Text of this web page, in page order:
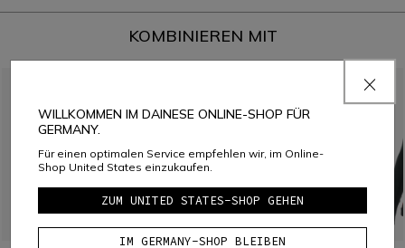
KOMBINIEREN MIT
WILLKOMMEN IM DAINESE ONLINE-SHOP FÜR
GERMANY.
Für einen optimalen Service empfehlen wir, im Online-
Shop United States einzukaufen.
ZUM UNITED STATES-SHOP GEHEN
IM GERMANY-SHOP BLEIBEN